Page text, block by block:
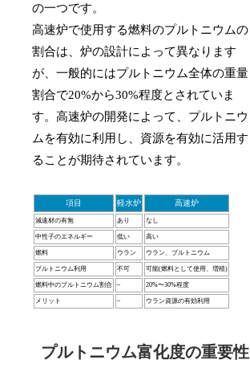
の一つです。
高速炉で使用する燃料のプルトニウムの
割合は、炉の設計によって異なります
が、一般的にはプルトニウム全体の重量
割合で20%から30%程度とされていま
す。高速炉の開発によって、プルトニウ
ムを有効に利用し、資源を有効に活用す
ることが期待されています。
項目 軽水炉 高速炉
減速材の有無 あり なし
中性子のエネルギー 低い 高い
燃料 ウラン ウラン、プルトニウム
プルトニウム利用 不可 可能(燃料として使用、増殖)
燃料中のプルトニウム割合 – 20%〜30%程度
メリット – ウラン資源の有効利用
プルトニウム富化度の重要性